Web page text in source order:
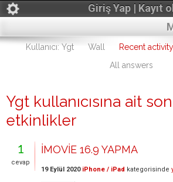
Giriş Yap | Kayıt ol
Kullanıcı: Ygt Wall Recent activity
All answers
Ygt kullanıcısına ait son
etkinlikler
1
cevap
İMOVİE 16.9 YAPMA
19 Eylül 2020 iPhone / iPad kategorisinde